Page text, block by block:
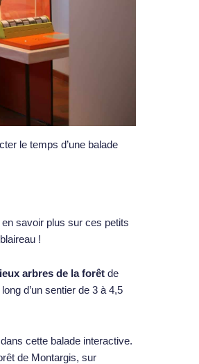
le temps d’une balade
savoir plus sur ces petits
!
arbres de la forêt de
d’un sentier de 3 à 4,5
cette balade interactive.
de Montargis, sur